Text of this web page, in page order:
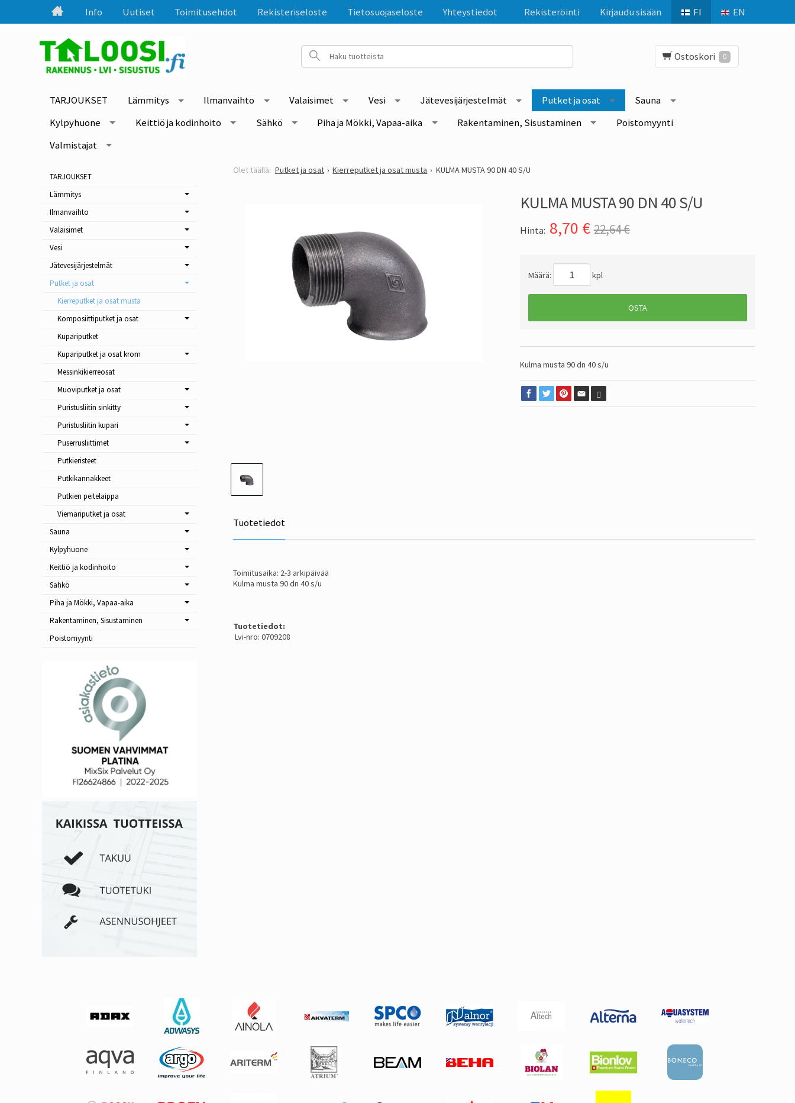
FI EN
Rekisteröinti Kirjaudu sisään
Info Uutiset Toimitusehdot Rekisteriseloste Tietosuojaseloste Yhteystiedot
Ostoskori 0
TARJOUKSET Lämmitys Ilmanvaihto Valaisimet Vesi Jätevesijärjestelmät Putket ja osat
Sauna
Kylpyhuone
Keittiö ja kodinhoito Sähkö Piha ja Mökki, Vapaa-aika Rakentaminen, Sisustaminen
Poistomyynti
Valmistajat
Putket ja osat Kierreputket ja osat musta KULMA MUSTA 90 DN 40 S/U
KULMA MUSTA 90 DN 40 S/U
Hinta: 8,70 € 22,64 €
Määrä: kpl
OSTA
Kulma musta 90 dn 40 s/u
Tuotetiedot
Toimitusaika: 2-3 arkipäivää
Kulma musta 90 dn 40 s/u
Tuotetiedot:
Lvi-nro: 0709208
TARJOUKSET
Lämmitys
Ilmanvaihto
Valaisimet
Vesi
Jätevesijärjestelmät
Putket ja osat
Kierreputket ja osat musta
Komposiittiputket ja osat
Kupariputket
Kupariputket ja osat krom
Messinkikierreosat
Muoviputket ja osat
Puristusliitin sinkitty
Puristusliitin kupari
Puserrusliittimet
Putkieristeet
Putkikannakkeet
Putkien peitelaippa
Viemäriputket ja osat
Sauna
Kylpyhuone
Keittiö ja kodinhoito
Sähkö
Piha ja Mökki, Vapaa-aika
Rakentaminen, Sisustaminen
Poistomyynti